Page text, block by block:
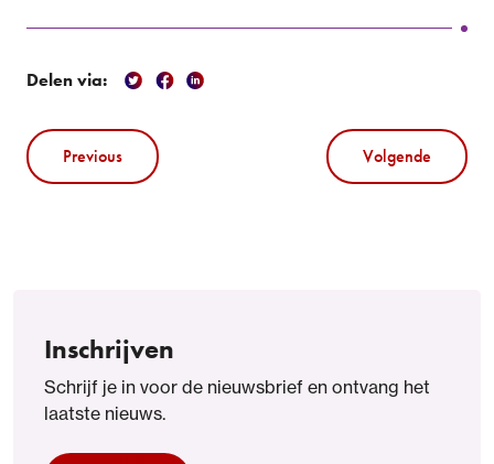
Delen via:
Previous Volgende
Inschrijven
Schrijf je in voor de nieuwsbrief en ontvang het
laatste nieuws.